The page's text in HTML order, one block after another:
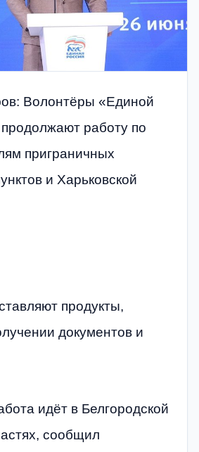
Волонтёры «Единой
работу по
приграничных
и Харьковской
продукты,
документов и
идёт в Белгородской
сообщил